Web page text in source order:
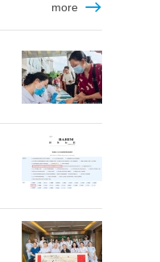
more